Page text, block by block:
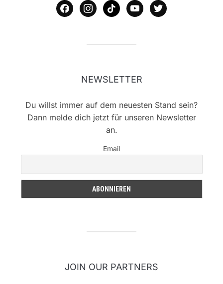
facebookinstagram
tiktok youtubetwitter
NEWSLETTER
Du willst immer auf dem neuesten Stand sein?
Dann melde dich jetzt für unseren Newsletter
an.
Email
JOIN OUR PARTNERS